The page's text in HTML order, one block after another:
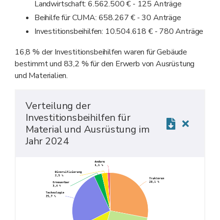
Landwirtschaft: 6.562.500 € - 125 Anträge
Beihilfe für CUMA: 658.267 € - 30 Anträge
Investitionsbeihilfen: 10.504.618 € - 780 Anträge
16,8 % der Investitionsbeihilfen waren für Gebäude
bestimmt und 83,2 % für den Erwerb von Ausrüstung
und Materialien.
Verteilung der
Investitionsbeihilfen für
Material und Ausrüstung im
Jahr 2024